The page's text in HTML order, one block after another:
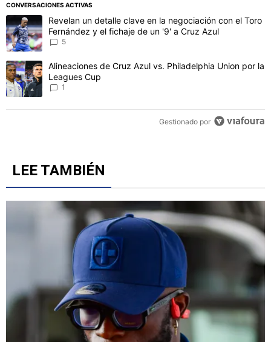
CONVERSACIONES ACTIVAS
Este listado muestra los artículos con más comentarios en los
Un artículo de tendencia con el título "Revelan un detalle clave
Revelan un detalle clave en la negociación con el Toro
Fernández y el fichaje de un '9' a Cruz Azul
5
Un artículo de tendencia con el título "Alineaciones de Cruz Azul
Alineaciones de Cruz Azul vs. Philadelphia Union por la
Leagues Cup
1
Gestionado por
LEE TAMBIÉN